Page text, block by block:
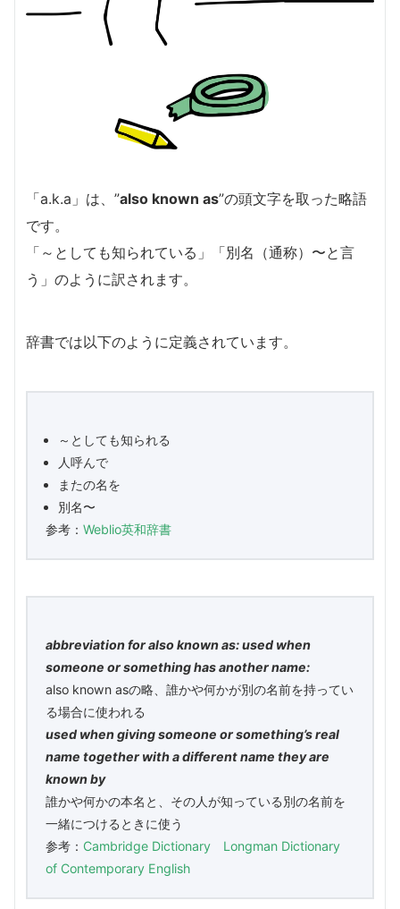
「a.k.a」は、”also known as”の頭文字を取った略語
です。
「～としても知られている」「別名（通称）〜と言
う」のように訳されます。
辞書では以下のように定義されています。
～としても知られる
人呼んで
またの名を
別名〜
参考： Weblio英和辞書
abbreviation for also known as: used when
someone or something has another name:
also known asの略、誰かや何かが別の名前を持ってい
る場合に使われる
used when giving someone or something’s real
name together with a different name they are
known by
誰かや何かの本名と、その人が知っている別の名前を
一緒につけるときに使う
参考： Cambridge Dictionary
Longman Dictionary
of Contemporary English